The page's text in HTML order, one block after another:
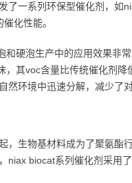
了一系列环保型催化剂，
化性能。
硬泡生产中的应用效果非
，其voc含量比传统催化剂
然环境中迅速分解，减少了
，生物基材料成为了聚氨
niax biocat系列催化剂采用